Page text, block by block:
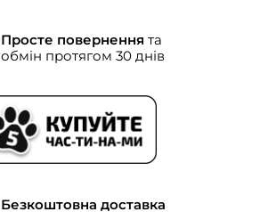
Просте повернення та
обмін протягом 30 днів
Безкоштовна доставка